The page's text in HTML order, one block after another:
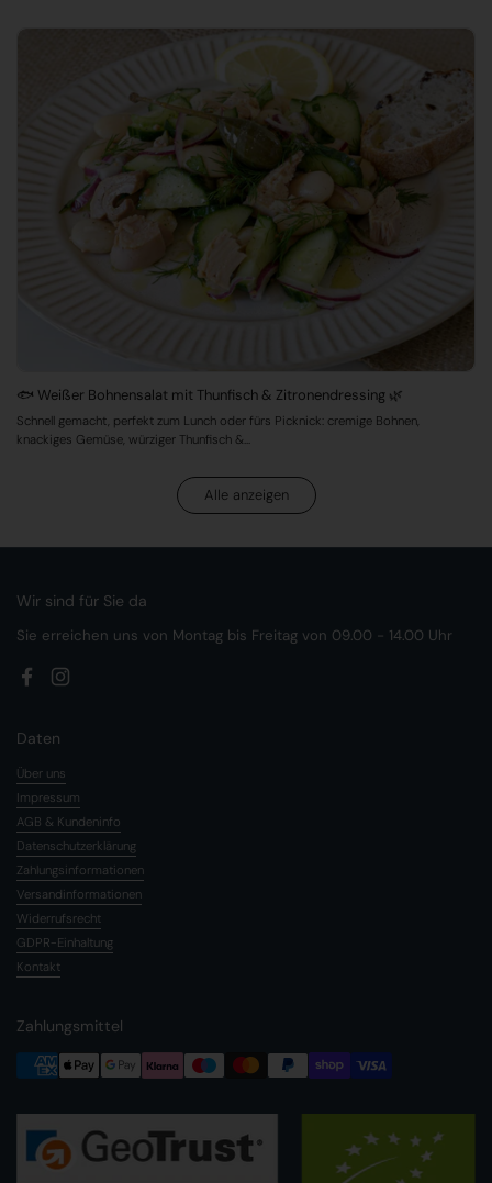
🐟 Weißer Bohnensalat mit Thunfisch & Zitronendressing 🌿
Schnell gemacht, perfekt zum Lunch oder fürs Picknick: cremige Bohnen,
knackiges Gemüse, würziger Thunfisch &...
Alle anzeigen
Wir sind für Sie da
Sie erreichen uns von Montag bis Freitag von 09.00 - 14.00 Uhr
FacebookInstagram
Daten
Über uns
Impressum
AGB & Kundeninfo
Datenschutzerklärung
Zahlungsinformationen
Versandinformationen
Widerrufsrecht
GDPR-Einhaltung
Kontakt
Zahlungsmittel